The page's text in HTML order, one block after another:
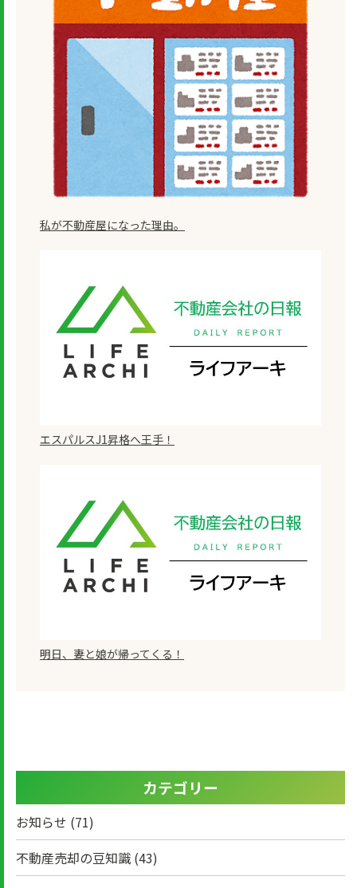
私が不動産屋になった理由。
エスパルスJ1昇格へ王手！
明日、妻と娘が帰ってくる！
カテゴリー
お知らせ (71)
不動産売却の豆知識 (43)